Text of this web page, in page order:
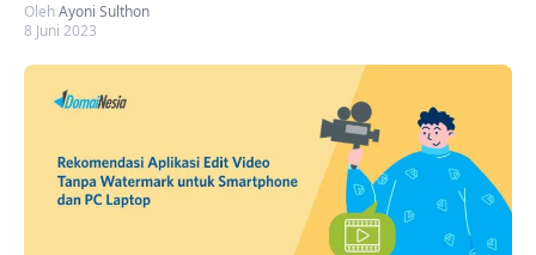
OlehAyoni Sulthon
8 Juni 2023